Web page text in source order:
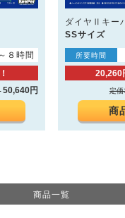
８時間
50,640円
ダイヤⅡキー
SSサイズ
所要時間
20,260
定
商
商品一覧